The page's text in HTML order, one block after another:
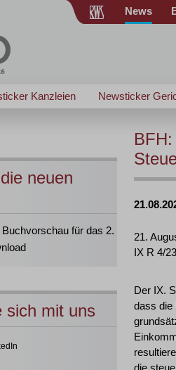
News
Kanzleien Newsticker
neuen
für das 2.
sich mit uns
21.
IX R 4/23
Der IX.
dass die
die